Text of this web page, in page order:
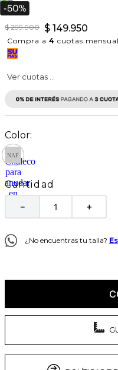
$ 299.900 $ 149.950
Compra a 4 cuotas
Ver cuotas ...
Cantidad
＋
－
¿No encuentras tu talla?